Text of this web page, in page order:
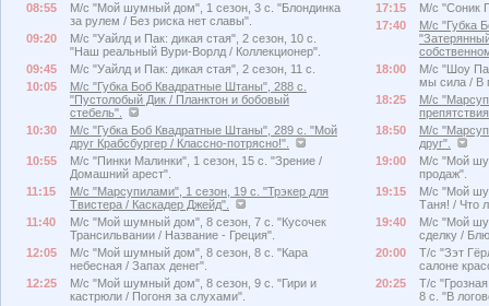
08:55
М/с "Мой шумный дом", 1 сезон, 3 с. "Блондинка
за рулем / Без риска нет славы".
09:20
М/с "Уайлд и Пак: дикая стая", 2 сезон, 10 с.
"Наш реальный Вури-Ворлд / Коллекционер".
09:45
М/с "Уайлд и Пак: дикая стая", 2 сезон, 11 с.
10:05
М/с "Губка Боб Квадратные Штаны", 288 с.
"Пустолобый Дик / Планктон и бобовый
стебель".
10:30
М/с "Губка Боб Квадратные Штаны", 289 с. "Мой
друг Крабсбургер / Классно-потрясно!".
10:55
М/с "Пинки Малинки", 1 сезон, 15 с. "Зрение /
Домашний арест".
11:15
М/с "Марсупилами", 1 сезон, 19 с. "Трэкер для
Твистера / Каскадер Джейд".
11:40
М/с "Мой шумный дом", 8 сезон, 7 с. "Кусочек
Трансильвании / Название - Греция".
12:05
М/с "Мой шумный дом", 8 сезон, 8 с. "Кара
небесная / Запах денег".
12:25
М/с "Мой шумный дом", 8 сезон, 9 с. "Гири и
кастрюли / Погоня за слухами".
17:15
М/с "Соник
17:40
М/с "Губка
18:00
М/с "Шоу
мы сила / В
18:25
М/с
18:50
М/с
друг".
19:00
М/с "Мой
продаж".
19:15
М/с "Мой
Таня! / Что
19:40
М/с "Мой
сделку /
20:00
Т/с "Зэт
салоне
20:25
Т/с
8 с. "В